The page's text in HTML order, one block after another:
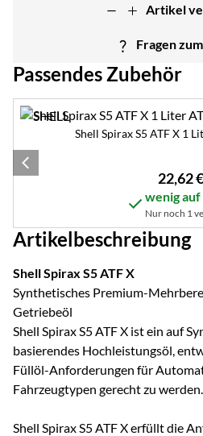
Artikel
Fragen
Passendes Zubehör
Zubehör überspringen
Shell Spirax S5 ATF X 1
22,62€
wenig auf
Nur noch 1
Artikelbeschreibung
Shell Spirax S5 ATF X
Synthetisches Premium-
Getriebeöl
Shell Spirax S5 ATF X ist ein auf
basierendes Hochleistungsöl,
Füllöl-Anforderungen für
Fahrzeugtypen gerecht zu werden.
Shell Spirax S5 ATF X erfüllt die